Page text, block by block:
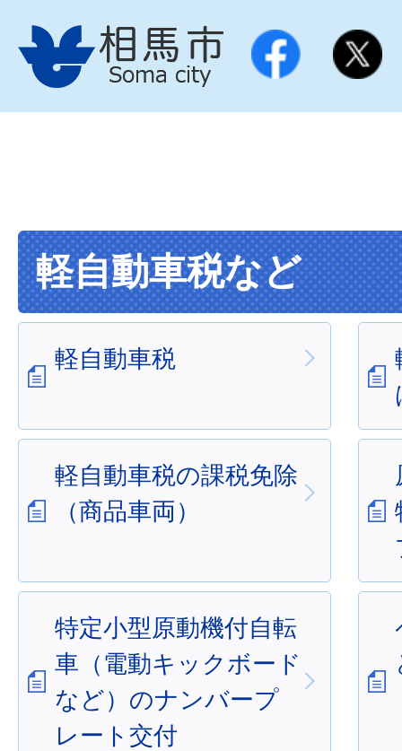
軽自動車税など
軽自動車税
軽自動車税の課税免除
（商品車両）
特定小型原動機付自転
車（電動キックボード
など）のナンバープ
レート交付